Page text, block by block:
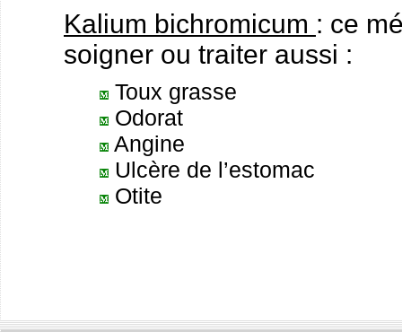
Kalium bichromicum : ce
soigner ou traiter aussi :
Toux grasse
Odorat
Angine
Ulcère de l’estomac
Otite